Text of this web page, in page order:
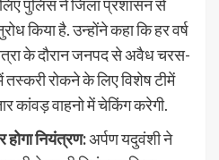
पुलिस ने जिला प्रशासन से
किया है. उन्होंने कहा कि हर वर्ष
के दौरान जनपद से अवैध चरस-
तस्करी रोकने के लिए विशेष टीमें
कांवड़ वाहनो में चेकिंग करेगी.
होगा नियंत्रण:अर्पण यदुवंशी ने